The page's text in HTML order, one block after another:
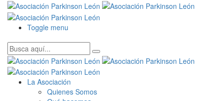
Toggle menu
La Asociación
Quienes Somos